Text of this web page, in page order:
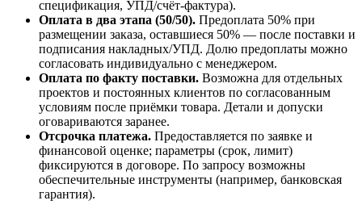
спецификация, УПД/счёт-фактура).
Оплата в два этапа (50/50). Предоплата 50% при
размещении заказа, оставшиеся 50% — после поставки и
подписания накладных/УПД. Долю предоплаты можно
согласовать индивидуально с менеджером.
Оплата по факту поставки. Возможна для отдельных
проектов и постоянных клиентов по согласованным
условиям после приёмки товара. Детали и допуски
оговариваются заранее.
Отсрочка платежа. Предоставляется по заявке и
финансовой оценке; параметры (срок, лимит)
фиксируются в договоре. По запросу возможны
обеспечительные инструменты (например, банковская
гарантия).